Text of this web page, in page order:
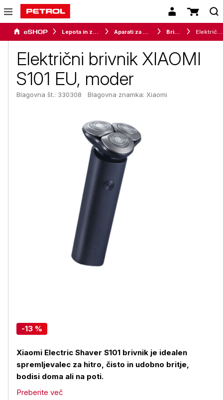
Lepota in zdravje Aparati za osebno nego Brivniki
Električni brivnik XIAOMI
S101 EU, moder
Blagovna št.: 330308 Blagovna znamka: Xiaomi
-13 %
Xiaomi Electric Shaver S101 brivnik je idealen
spremljevalec za hitro, čisto in udobno britje,
bodisi doma ali na poti.
Preberite več